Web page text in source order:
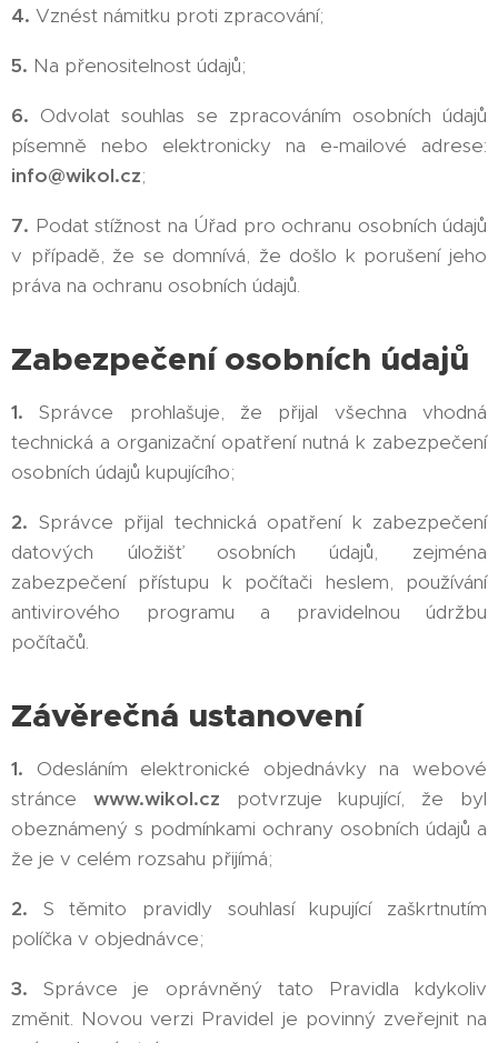
4. Vznést námitku proti zpracování;
5. Na přenositelnost údajů;
6. Odvolat souhlas se zpracováním osobních údajů
písemně nebo elektronicky na e-mailové adrese:
info@wikol.cz;
7. Podat stížnost na Úřad pro ochranu osobních údajů
v případě, že se domnívá, že došlo k porušení jeho
práva na ochranu osobních údajů.
Zabezpečení osobních údajů
1. Správce prohlašuje, že přijal všechna vhodná
technická a organizační opatření nutná k zabezpečení
osobních údajů kupujícího;
2. Správce přijal technická opatření k zabezpečení
datových úložišť osobních údajů, zejména
zabezpečení přístupu k počítači heslem, používání
antivirového programu a pravidelnou údržbu
počítačů.
Závěrečná ustanovení
1. Odesláním elektronické objednávky na webové
stránce www.wikol.cz potvrzuje kupující, že byl
obeznámený s podmínkami ochrany osobních údajů a
že je v celém rozsahu přijímá;
2. S těmito pravidly souhlasí kupující zaškrtnutím
políčka v objednávce;
3. Správce je oprávněný tato Pravidla kdykoliv
změnit. Novou verzi Pravidel je povinný zveřejnit na